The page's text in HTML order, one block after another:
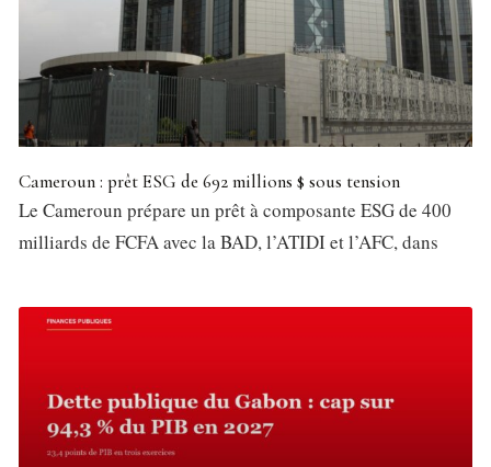
Cameroun : prêt ESG de 692 millions $ sous tension
Le Cameroun prépare un prêt à composante ESG de 400
milliards de FCFA avec la BAD, l’ATIDI et l’AFC, dans